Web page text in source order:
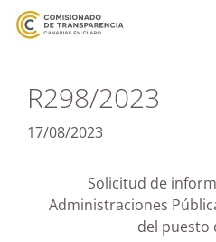
R298/2023
17/08/2023
Solicitud de
Administraciones
del puesto